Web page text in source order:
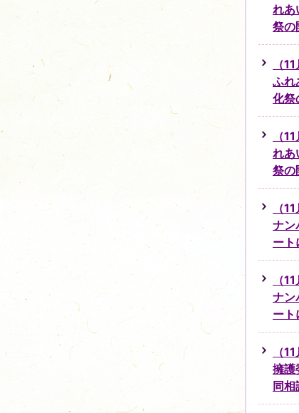
れあ
祭の
（
ふれ
化祭
（
れあ
祭の
（
ナン
ート
（
ナン
ート
（
擁護
同